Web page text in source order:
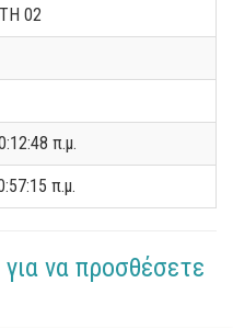
02
π.μ.
π.μ.
να προσθέσετε